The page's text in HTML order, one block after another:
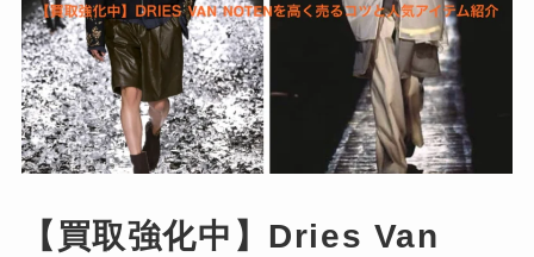
【買取強化中】Dries Van